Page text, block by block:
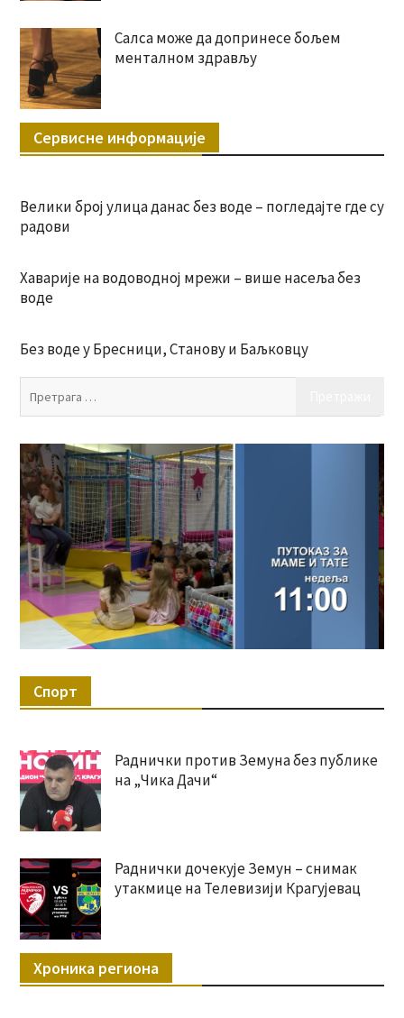
Салса може да допринесе бољем
менталном здрављу
Сервисне информације
Велики број улица данас без воде – погледајте где су
радови
Хаварије на водоводној мрежи – више насеља без
воде
Без воде у Бресници, Станову и Баљковцу
Спорт
Раднички против Земуна без публике
на „Чика Дачи“
Раднички дочекује Земун – снимак
утакмице на Телевизији Крагујевац
Хроника региона